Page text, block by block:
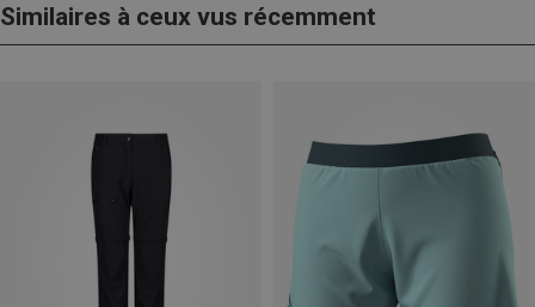
Similaires à ceux vus récemment